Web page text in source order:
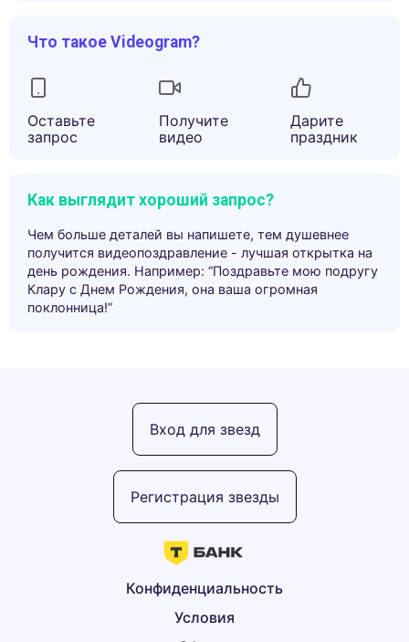
Что такое Videogram?
Оставьте
запрос
Получите
видео
Дарите
праздник
Как выглядит хороший запрос?
Чем больше деталей вы напишете, тем душевнее
получится видеопоздравление - лучшая открытка на
день рождения. Например: “Поздравьте мою подругу
Клару с Днем Рождения, она ваша огромная
поклонница!”
Условия
Конфиденциальность
Регистрация звезды
Вход для звезд